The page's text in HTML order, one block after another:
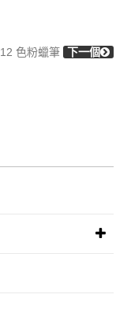
12 色粉蠟筆 下一個